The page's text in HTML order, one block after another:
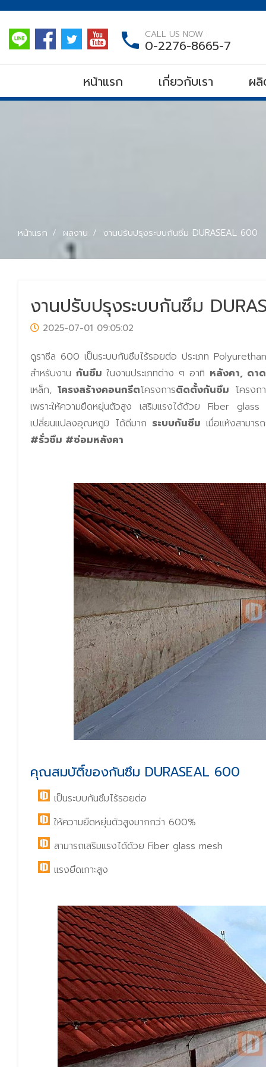
CALL US NOW :
0-2276-8665-7
หน้าแรก
เกี่ยวกับเรา ผ
หน้าแรก ผลงาน งานปรับปรุงระบบกันซึม DURASEAL 600
งานปรับปรุงระบบกันซึม
2025-07-01 09:05:02
ดูราซีล 600 เป็นระบบกันซึมไร้รอยต่อ ประเภท
สำหรับงาน กันซึม ในงานประเภทต่าง ๆ อาทิ หลังคา, ดา
เหล็ก, โครงสร้างคอนกรีตโครงการติดตั้งกันซึม โครง
เพราะให้ความยืดหยุ่นตัวสูง เสริมแรงได้ด้วย Fiber
เปลี่ยนแปลงอุณหภูมิ ได้ดีมาก ระบบกันซึม เมื่อแห้งสามา
#รั่วซึม #ซ่อมหลังคา
คุณสมบัติ์ของกันซึม DURASEAL 600
เป็นระบบกันซึมไร้รอยต่อ
ให้ความยืดหยุ่นตัวสูงมากกว่า 600%
สามารถเสริมแรงได้ด้วย Fiber glass mesh
แรงยึดเกาะสูง